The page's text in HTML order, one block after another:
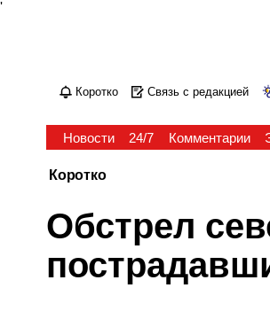
'
Коротко Связь с редакцией
Новости 24/7 Комментарии
Коротко
Обстрел